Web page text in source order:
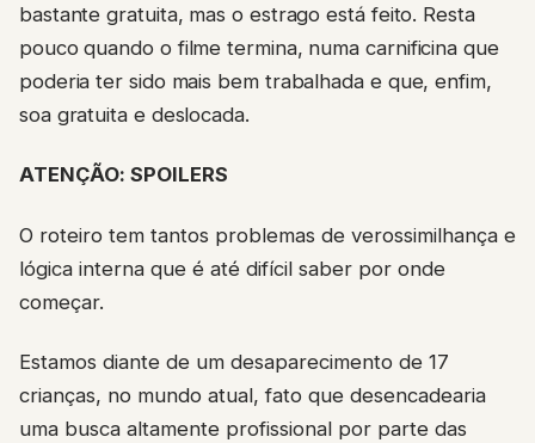
bastante gratuita, mas o estrago está feito. Resta
pouco quando o filme termina, numa carnificina que
poderia ter sido mais bem trabalhada e que, enfim,
soa gratuita e deslocada.
ATENÇÃO: SPOILERS
O roteiro tem tantos problemas de verossimilhança e
lógica interna que é até difícil saber por onde
começar.
Estamos diante de um desaparecimento de 17
crianças, no mundo atual, fato que desencadearia
uma busca altamente profissional por parte das